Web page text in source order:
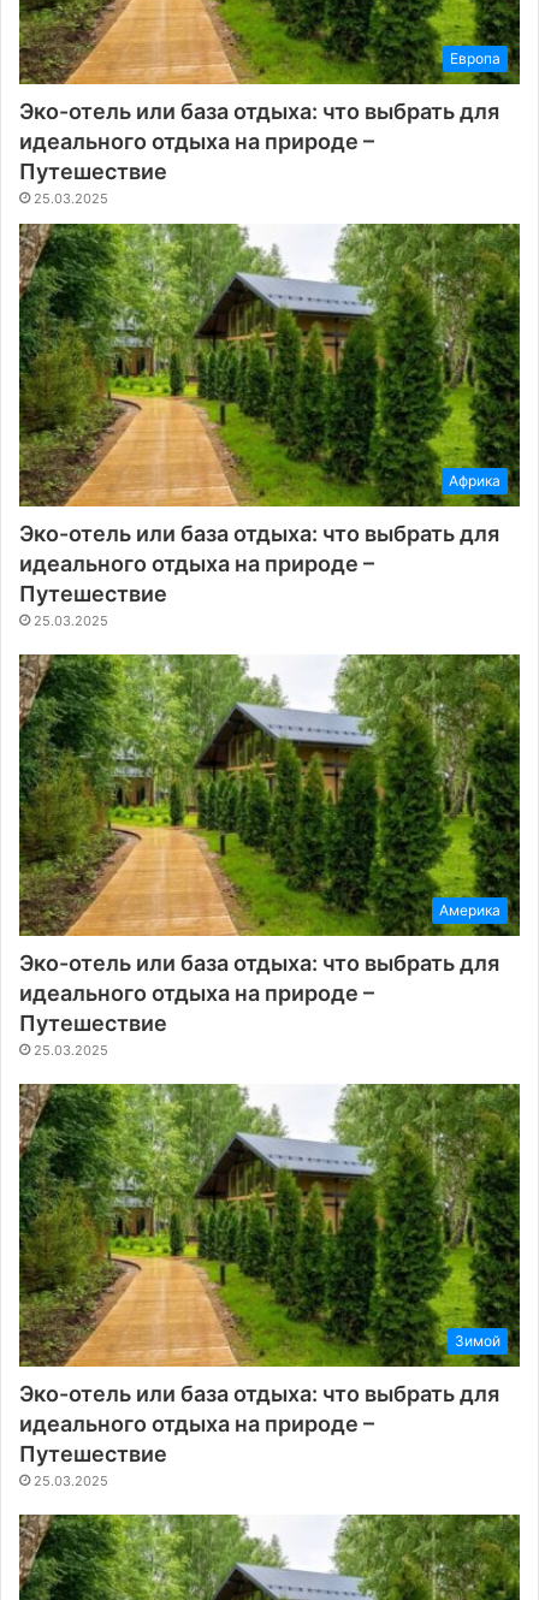
Европа
Эко-отель или база отдыха: что выбрать для
идеального отдыха на природе –
Путешествие
25.03.2025
Африка
Эко-отель или база отдыха: что выбрать для
идеального отдыха на природе –
Путешествие
25.03.2025
Америка
Эко-отель или база отдыха: что выбрать для
идеального отдыха на природе –
Путешествие
25.03.2025
Зимой
Эко-отель или база отдыха: что выбрать для
идеального отдыха на природе –
Путешествие
25.03.2025